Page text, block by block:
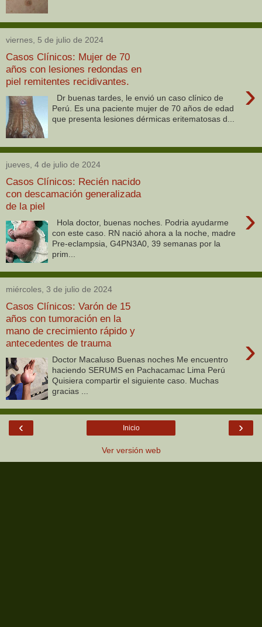
viernes, 5 de julio de 2024
Casos Clínicos: Mujer de 70
años con lesiones redondas en
piel remitentes recidivantes.
›
Dr buenas tardes, le envió un caso clínico de
Perú. Es una paciente mujer de 70 años de edad
que presenta lesiones dérmicas eritematosas d...
jueves, 4 de julio de 2024
Casos Clínicos: Recién nacido
con descamación generalizada
de la piel
›
Hola doctor, buenas noches. Podria ayudarme
con este caso. RN nació ahora a la noche, madre
Pre-eclampsia, G4PN3A0, 39 semanas por la
prim...
miércoles, 3 de julio de 2024
Casos Clínicos: Varón de 15
años con tumoración en la
mano de crecimiento rápido y
antecedentes de trauma
›
Doctor Macaluso Buenas noches Me encuentro
haciendo SERUMS en Pachacamac Lima Perú
Quisiera compartir el siguiente caso. Muchas
gracias ...
‹ ›
Inicio
Ver versión web